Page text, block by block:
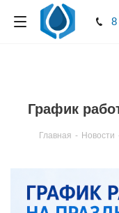
8
График
Главная - Новости